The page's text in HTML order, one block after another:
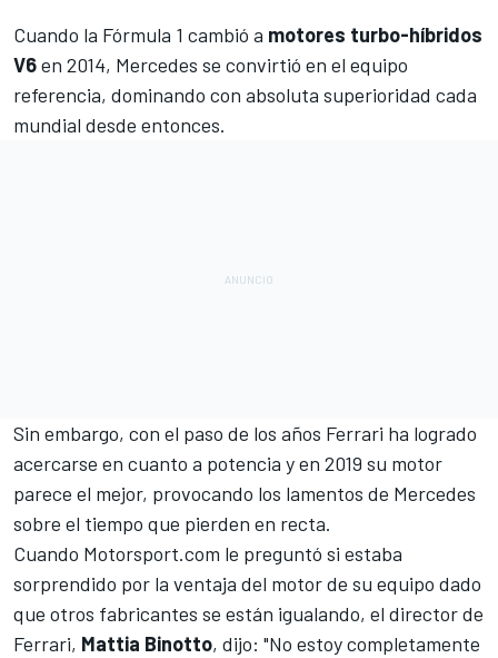
Cuando la Fórmula 1 cambió a motores turbo-híbridos
V6en 2014, Mercedes se convirtió en el equipo
referencia, dominando con absoluta superioridad cada
mundial desde entonces.
Sin embargo, con el paso de los años Ferrari ha logrado
acercarse en cuanto a potencia y en 2019 su motor
parece el mejor, provocando los lamentos de Mercedes
sobre el tiempo que pierden en recta.
Cuando Motorsport.com le preguntó si estaba
sorprendido por la ventaja del motor de su equipo dado
que otros fabricantes se están igualando, el director de
Ferrari, Mattia Binotto, dijo: "No estoy completamente